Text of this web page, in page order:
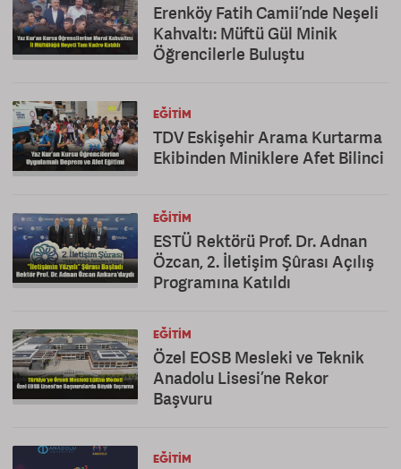
Erenköy Fatih Camii’nde Neşeli
Kahvaltı: Müftü Gül Minik
Öğrencilerle Buluştu
EĞITIM
TDV Eskişehir Arama Kurtarma
Ekibinden Miniklere Afet Bilinci
EĞITIM
ESTÜ Rektörü Prof. Dr. Adnan
Özcan, 2. İletişim Şûrası Açılış
Programına Katıldı
EĞITIM
Özel EOSB Mesleki ve Teknik
Anadolu Lisesi’ne Rekor
Başvuru
EĞITIM